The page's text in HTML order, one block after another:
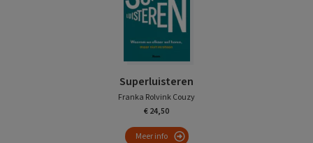
Superluisteren
Franka Rolvink Couzy
€ 24,50
Meer info